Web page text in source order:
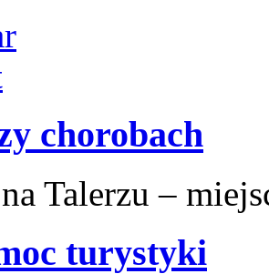
chorobach
Talerzu –
turystyki